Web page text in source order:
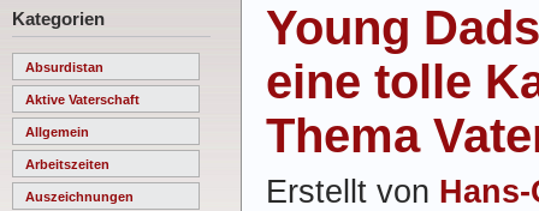
Kategorien
Absurdistan
Aktive Vaterschaft
Allgemein
Arbeitszeiten
Auszeichnungen
Young
eine tolle
Thema
Erstellt von